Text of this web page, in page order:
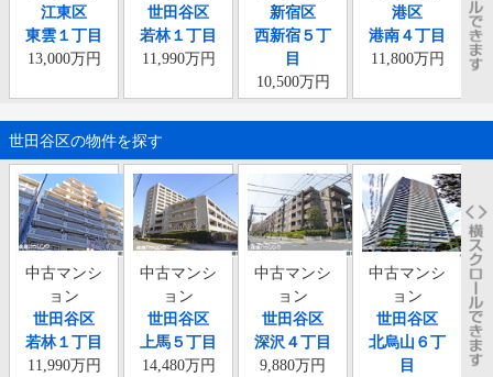
江東区
東雲１丁目
13,000万円
世田谷区
若林１丁目
11,990万円
新宿区
西新宿５丁
目
10,500万円
港区
港南４丁目
11,800万円
世田谷区の物件を探す
中古マンシ
ョン
世田谷区
若林１丁目
11,990万円
中古マンシ
ョン
世田谷区
上馬５丁目
14,480万円
中古マンシ
ョン
世田谷区
深沢４丁目
9,880万円
中古マンシ
ョン
世田谷区
北烏山６丁
目